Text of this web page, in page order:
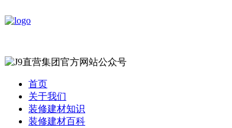
首页
关于我们
装修建材知识
装修建材百科